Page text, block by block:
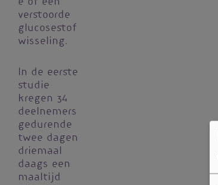
e of een
verstoorde
glucosestof
wisseling.
In de eerste
studie
kregen 34
deelnemers
gedurende
twee dagen
driemaal
daags een
maaltijd